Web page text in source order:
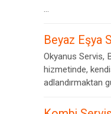
...
Beyaz Eşya
Okyanus Servis,
hizmetinde,
adlandırmaktan